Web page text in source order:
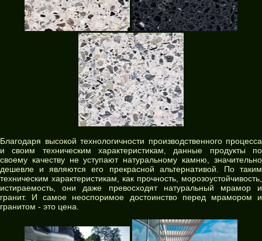
Благодаря высокой технологичности производственного процесса
и своим техническим характеристикам, данные продукты по
своему качеству не уступают натуральному камню, значительно
дешевле и являются его прекрасной альтернативой. По таким
техническим характеристикам, как прочность, морозоустойчивость,
истираемость, они даже превосходят натуральный мрамор и
гранит. И самое неоспоримое достоинство перед мрамором и
гранитом - это цена.